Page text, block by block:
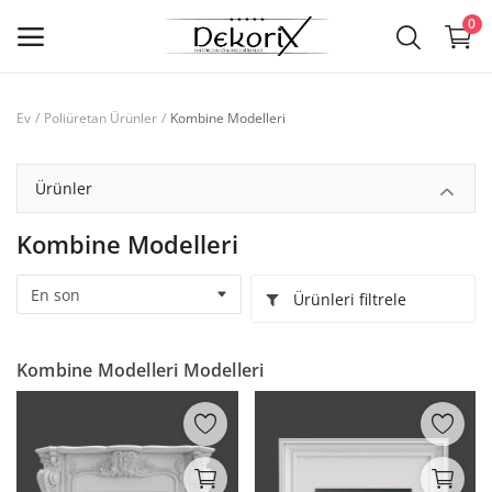
0
Sözlük
Rehberler
Galeri
İstek listesi
İletişim
Ev Poliüretan Ürünler Kombine Modelleri
Ürünler
Kombine Modelleri
Ürünleri filtrele
Kombine Modelleri Modelleri